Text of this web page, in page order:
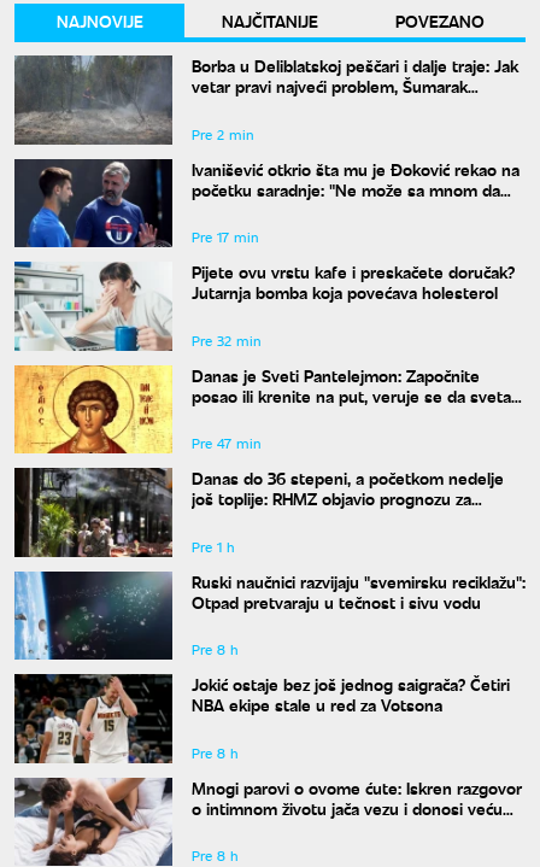
NAJNOVIJE NAJČITANIJE
POVEZANO
Borba u Deliblatskoj peščari i dalje traje: Jak
vetar pravi najveći problem, Šumarak
Pre 2 min
Ivanišević otkrio šta mu je Đoković rekao na
početku saradnje: "Ne može sa mnom da
Pre 17 min
Pijete ovu vrstu kafe i preskačete doručak?
Jutarnja bomba koja povećava holesterol
Pre 32 min
Danas je Sveti Pantelejmon: Započnite
posao ili krenite na put, veruje se da svetac
Pre 47 min
Danas do 36 stepeni, a početkom nedelje
još toplije: RHMZ objavio prognozu za
Pre 1 h
Ruski naučnici razvijaju "svemirsku reciklažu":
Otpad pretvaraju u tečnost i sivu vodu
Pre 8 h
Jokić ostaje bez još jednog saigrača? Četiri
NBA ekipe stale u red za Votsona
Pre 8 h
Mnogi parovi o ovome ćute: Iskren razgovor
o intimnom životu jača vezu i donosi veću
Pre 8 h